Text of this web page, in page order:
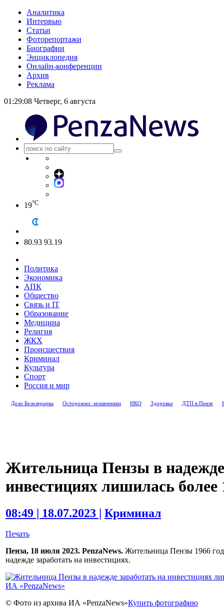
Аналитика
Интервью
Статьи
Фоторепортажи
Биографии
Энциклопедия
Онлайн-конференции
Архив
Реклама
01:29:08 Четверг, 6 августа
19°C
80.93 93.19
Политика
Экономика
АПК
Общество
Связь и IT
Образование
Медицина
Религия
ЖКХ
Происшествия
Криминал
Культура
Спорт
Россия и мир
Дело Белозерцева Осторожно: мошенники НКО Здоровье ДТП в Пензе
Жительница Пензы в надежде
инвестициях лишилась более
08:49 | 18.07.2023 | Криминал
Печать
Пенза, 18 июля 2023. PenzaNews. Жительница Пензы 1966
надежде заработать на инвестициях.
© Фото из архива ИА «PenzaNews»Купить фотографию